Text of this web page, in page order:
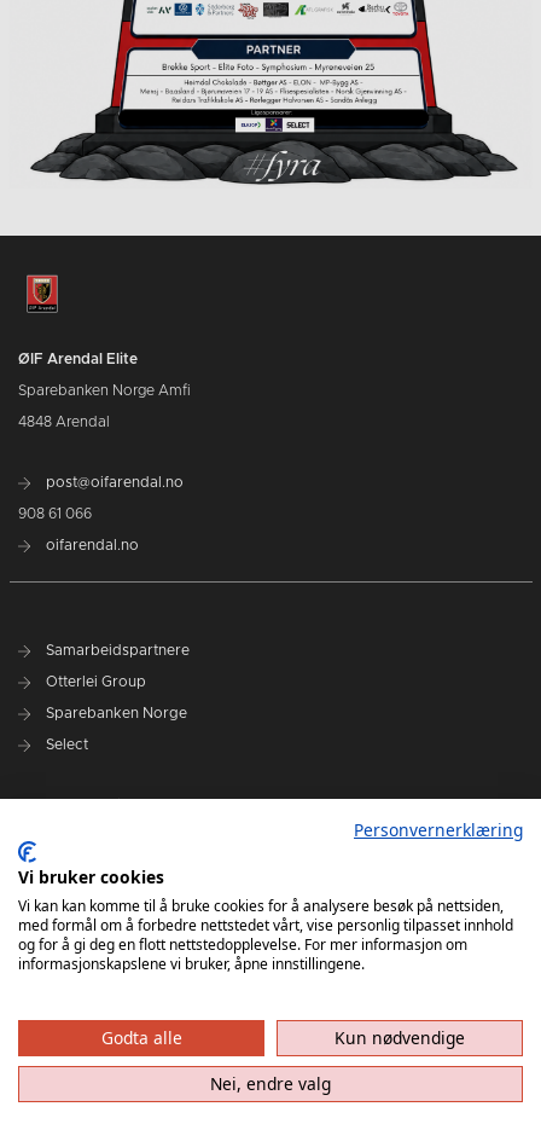
ØIF Arendal Elite
Sparebanken Norge Amfi
4848 Arendal
post@oifarendal.no
908 61 066
oifarendal.no
Samarbeidspartnere
Otterlei Group
Sparebanken Norge
Select
Spillerstall
Administrasjon
Styret
Personvernerklæring
Vi bruker cookies
Vi kan kan komme til å bruke cookies for å analysere besøk på nettsiden,
med formål om å forbedre nettstedet vårt, vise personlig tilpasset innhold
og for å gi deg en flott nettstedopplevelse. For mer informasjon om
informasjonskapslene vi bruker, åpne innstillingene.
Godta alle
Kun nødvendige
Nei, endre valg